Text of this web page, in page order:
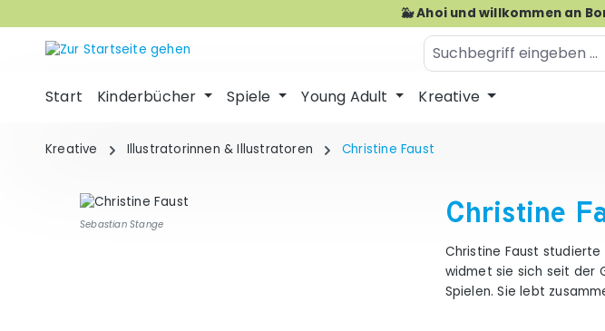
🐳 Ahoi und willkommen an
Start Kinderbücher Spiele Young Adult Kreative
Kreative Illustratorinnen & Illustratoren Christine Faust
Sebastian Stange Christine
Christine Faust
widmet sie sich seit der
Spielen. Sie lebt